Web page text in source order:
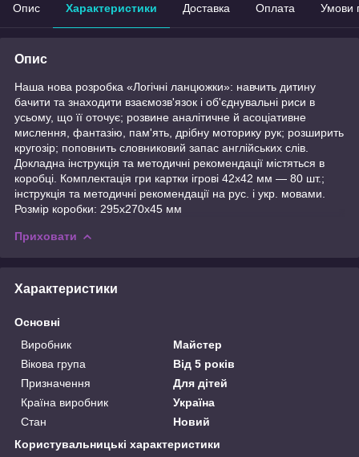
Опис Характеристики Доставка Оплата Умови
Опис
Наша нова розробка «Логічні ланцюжки»: навчить дитину
бачити та знаходити взаємозв'язок і об'єднувальні риси в
усьому, що її оточує; розвине аналітичне й асоціативне
мислення, фантазію, пам'ять, дрібну моторику рук; розширить
кругозір; поповнить словниковий запас англійських слів.
Докладна інструкція та методичні рекомендації містяться в
коробці. Комплектація гри картки ігрові 42х42 мм — 80 шт.;
інструкція та методичні рекомендації на рус. і укр. мовами.
Розмір коробки: 295х270х45 мм
Приховати
Характеристики
Основні
Виробник
Майстер
Вікова група
Від 5 років
Призначення
Для дітей
Країна виробник
Україна
Стан
Новий
Користувальницькі характеристики